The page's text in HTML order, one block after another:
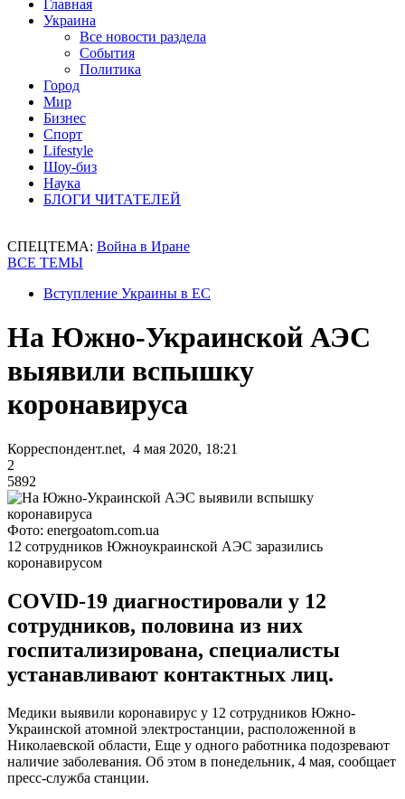
Главная
Украина
Все новости раздела
События
Политика
Город
Мир
Бизнес
Спорт
Lifestyle
Шоу-биз
Наука
БЛОГИ ЧИТАТЕЛЕЙ
СПЕЦТЕМА: Война в Иране
ВСЕ ТЕМЫ
Вступление Украины в ЕС
На Южно-Украинской АЭС
выявили вспышку
коронавируса
Корреспондент.net, 4 мая 2020, 18:21
2
5892
Фото: energoatom.com.ua
12 сотрудников Южноукраинской АЭС заразились
коронавирусом
COVID-19 диагностировали у 12
сотрудников, половина из них
госпитализирована, специалисты
устанавливают контактных лиц.
Медики выявили коронавирус у 12 сотрудников Южно-
Украинской атомной электростанции, расположенной в
Николаевской области, Еще у одного работника подозревают
наличие заболевания. Об этом в понедельник, 4 мая, сообщает
пресс-служба станции.